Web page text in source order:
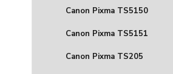
Canon Pixma TS5150
Canon Pixma TS5151
Canon Pixma TS205